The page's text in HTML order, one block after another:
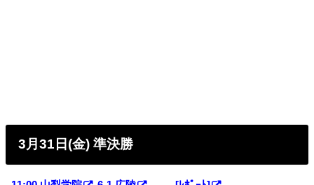
3月31日(金) 準決勝